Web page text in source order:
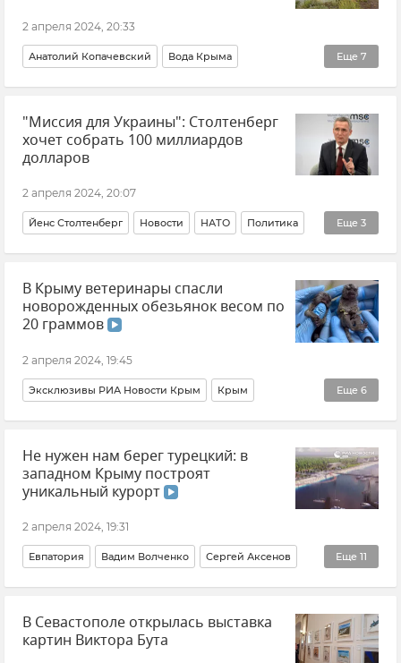
2 апреля 2024, 20:33
Еще 7
Анатолий Копачевский Вода Крыма
Вода в Крыму Водохранилище
Водохранилища Крыма
Симферопольское водохранилище
Эксклюзивы РИА Новости Крым
"Миссия для Украины": Столтенберг
хочет собрать 100 миллиардов
долларов
2 апреля 2024, 20:07
Еще 3
Йенс Столтенберг Новости НАТО Политика
В мире Украина Западная помощь Украине
В Крыму ветеринары спасли
новорожденных обезьянок весом по
20 граммов
2 апреля 2024, 19:45
Еще 6
Эксклюзивы РИА Новости Крым Крым
Животные Общество Новости Крыма
Обезьяны Ветеринария Происшествия
Не нужен нам берег турецкий: в
западном Крыму построят
уникальный курорт
2 апреля 2024, 19:31
Еще 11
Евпатория Вадим Волченко Сергей Аксенов
Владимир Путин (политик) Саки
"Золотые пески России" "Крымская Ривьера"
В Севастополе открылась выставка
картин Виктора Бута